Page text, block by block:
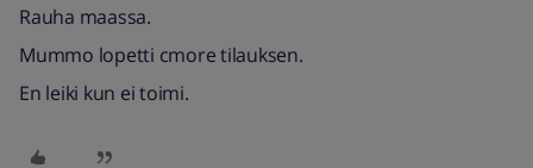
Rauha maassa.
Mummo lopetti cmore tilauksen.
En leiki kun ei toimi.